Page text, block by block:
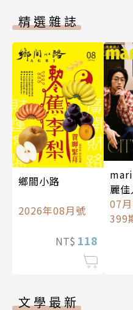
精選雜誌
鄉間小路
2026年08月號
NT$ 118
麗佳
07
399
文學最新